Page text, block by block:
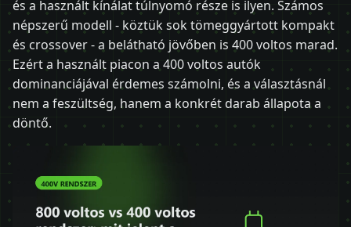
és a használt kínálat túlnyomó része is ilyen. Számos
népszerű modell - köztük sok tömeggyártott kompakt
és crossover - a belátható jövőben is 400 voltos marad.
Ezért a használt piacon a 400 voltos autók
dominanciájával érdemes számolni, és a választásnál
nem a feszültség, hanem a konkrét darab állapota a
döntő.